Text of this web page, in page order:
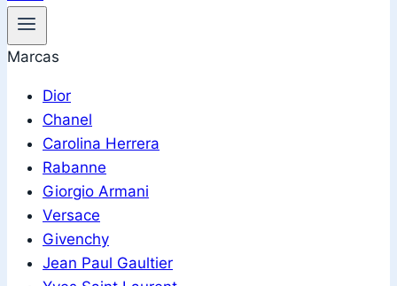
Marcas
Dior
Chanel
Carolina Herrera
Rabanne
Giorgio Armani
Versace
Givenchy
Jean Paul Gaultier